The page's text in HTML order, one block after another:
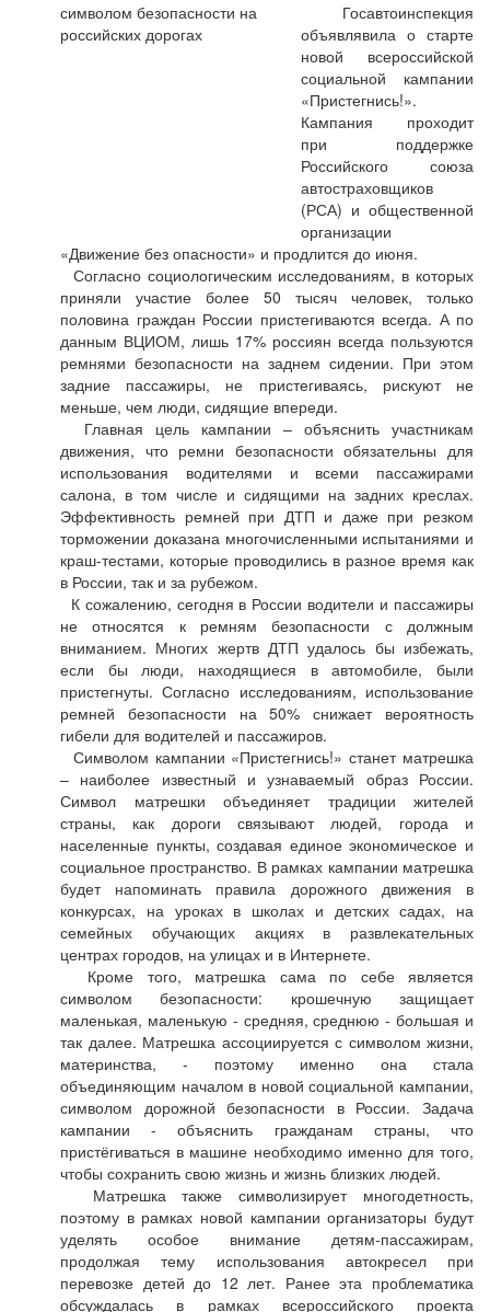
Госавтоинспекция
объявлявила о старте
новой всероссийской
социальной кампании
«Пристегнись!».
Кампания проходит
при поддержке
Российского союза
автостраховщиков
(РСА) и общественной
организации
«Движение без опасности» и продлится до июня.
Согласно социологическим исследованиям, в которых
приняли участие более 50 тысяч человек, только
половина граждан России пристегиваются всегда. А по
данным ВЦИОМ, лишь 17% россиян всегда пользуются
ремнями безопасности на заднем сидении. При этом
задние пассажиры, не пристегиваясь, рискуют не
меньше, чем люди, сидящие впереди.
Главная цель кампании – объяснить участникам
движения, что ремни безопасности обязательны для
использования водителями и всеми пассажирами
салона, в том числе и сидящими на задних креслах.
Эффективность ремней при ДТП и даже при резком
торможении доказана многочисленными испытаниями и
краш-тестами, которые проводились в разное время как
в России, так и за рубежом.
К сожалению, сегодня в России водители и пассажиры
не относятся к ремням безопасности с должным
вниманием. Многих жертв ДТП удалось бы избежать,
если бы люди, находящиеся в автомобиле, были
пристегнуты. Согласно исследованиям, использование
ремней безопасности на 50% снижает вероятность
гибели для водителей и пассажиров.
Символом кампании «Пристегнись!» станет матрешка
– наиболее известный и узнаваемый образ России.
Символ матрешки объединяет традиции жителей
страны, как дороги связывают людей, города и
населенные пункты, создавая единое экономическое и
социальное пространство. В рамках кампании матрешка
будет напоминать правила дорожного движения в
конкурсах, на уроках в школах и детских садах, на
семейных обучающих акциях в развлекательных
центрах городов, на улицах и в Интернете.
Кроме того, матрешка сама по себе является
символом безопасности: крошечную защищает
маленькая, маленькую - средняя, среднюю - большая и
так далее. Матрешка ассоциируется с символом жизни,
материнства, - поэтому именно она стала
объединяющим началом в новой социальной кампании,
символом дорожной безопасности в России. Задача
кампании - объяснить гражданам страны, что
пристёгиваться в машине необходимо именно для того,
чтобы сохранить свою жизнь и жизнь близких людей.
Матрешка также символизирует многодетность,
поэтому в рамках новой кампании организаторы будут
уделять особое внимание детям-пассажирам,
продолжая тему использования автокресел при
перевозке детей до 12 лет. Ранее эта проблематика
обсуждалась в рамках всероссийского проекта